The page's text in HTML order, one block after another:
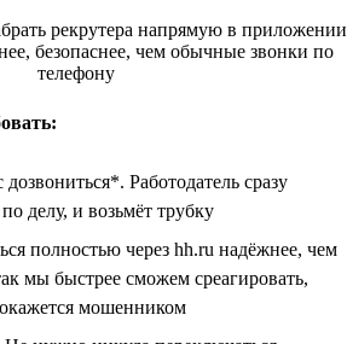
Работодатель сразу
делу, и возьмёт трубку
полностью через hh.ru надёжнее, чем
мы быстрее сможем среагировать,
окажется мошенником